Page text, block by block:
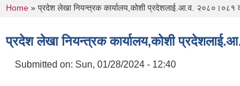
You are here
Home » प्रदेश लेखा नियन्त्रक कार्यालय,कोशी प्रदेशलाई.आ.व. २०८०।०८१
प्रदेश लेखा नियन्त्रक कार्यालय,कोशी
Submitted on: Sun, 01/28/2024 - 12:40